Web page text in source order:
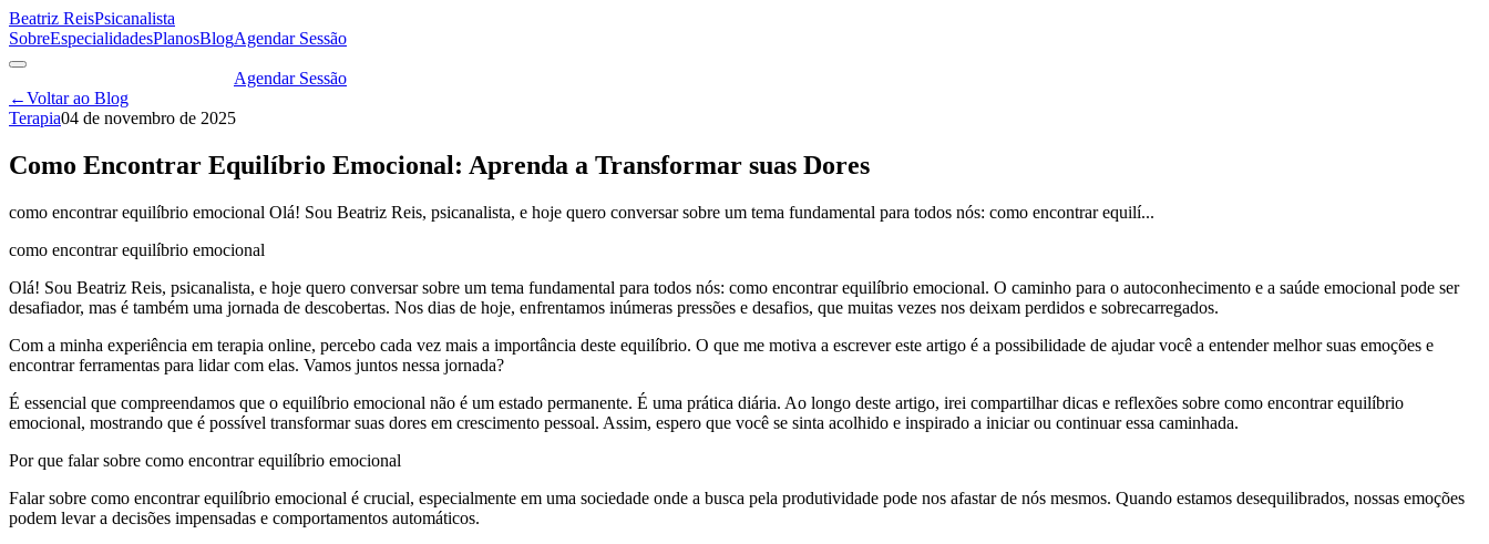
Beatriz ReisPsicanalista
SobreEspecialidadesPlanosBlogAgendar Sessão
Agendar Sessão
←Voltar ao Blog
Terapia04 de novembro de 2025
Como Encontrar Equilíbrio Emocional: Aprenda a Transformar suas Dores
como encontrar equilíbrio emocional Olá! Sou Beatriz Reis, psicanalista, e hoje quero conversar sobre um tema fundamental para todos nós: como encontrar equilí...
como encontrar equilíbrio emocional
Olá! Sou Beatriz Reis, psicanalista, e hoje quero conversar sobre um tema fundamental para todos nós: como encontrar equilíbrio emocional. O caminho para o autoconhecimento e a saúde emocional pode ser
desafiador, mas é também uma jornada de descobertas. Nos dias de hoje, enfrentamos inúmeras pressões e desafios, que muitas vezes nos deixam perdidos e sobrecarregados.
Com a minha experiência em terapia online, percebo cada vez mais a importância deste equilíbrio. O que me motiva a escrever este artigo é a possibilidade de ajudar você a entender melhor suas emoções e
encontrar ferramentas para lidar com elas. Vamos juntos nessa jornada?
É essencial que compreendamos que o equilíbrio emocional não é um estado permanente. É uma prática diária. Ao longo deste artigo, irei compartilhar dicas e reflexões sobre como encontrar equilíbrio
emocional, mostrando que é possível transformar suas dores em crescimento pessoal. Assim, espero que você se sinta acolhido e inspirado a iniciar ou continuar essa caminhada.
Por que falar sobre como encontrar equilíbrio emocional
Falar sobre como encontrar equilíbrio emocional é crucial, especialmente em uma sociedade onde a busca pela produtividade pode nos afastar de nós mesmos. Quando estamos desequilibrados, nossas emoções
podem levar a decisões impensadas e comportamentos automáticos.